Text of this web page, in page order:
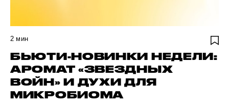
2 мин
БЬЮТИ-НОВИНКИ НЕДЕЛИ:
АРОМАТ «ЗВЕЗДНЫХ
ВОЙН» И ДУХИ ДЛЯ
МИКРОБИОМА